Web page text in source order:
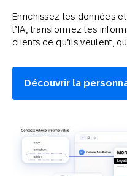
Enrichissez les données
l’IA, transformez les
clients ce qu’ils veulent,
Découvrir la